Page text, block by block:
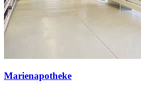
Marienapotheke